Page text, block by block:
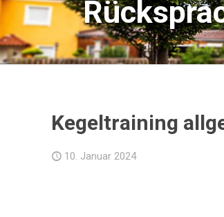
Kegeltraining
10. Januar 2024